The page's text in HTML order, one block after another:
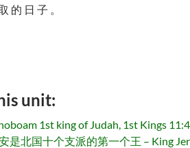
的 日 子 。
unit:
1st king of Judah, 1st Kings
北国十个支派的第一个王 – King